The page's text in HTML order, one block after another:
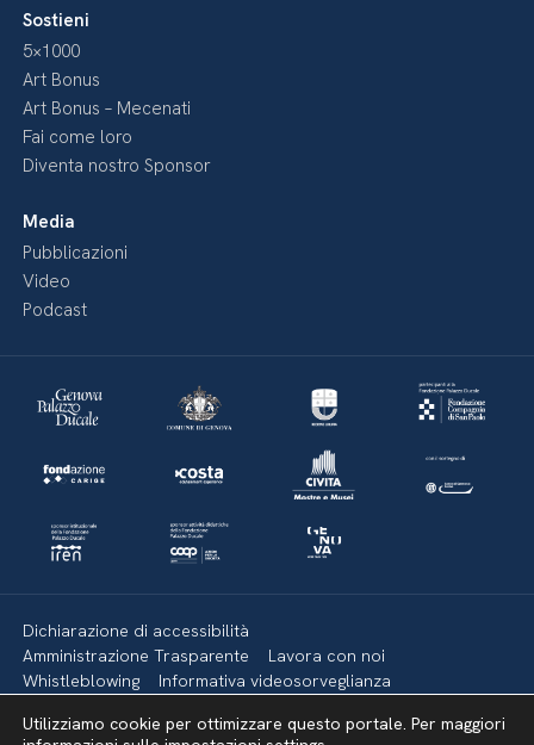
Sostieni
5×1000
Art Bonus
Art Bonus – Mecenati
Fai come loro
Diventa nostro Sponsor
Media
Pubblicazioni
Video
Podcast
Dichiarazione di accessibilità
Amministrazione Trasparente
Lavora con noi
Whistleblowing
Informativa videosorveglianza
Mappa del sito
Utilizziamo cookie per ottimizzare questo portale. Per maggiori